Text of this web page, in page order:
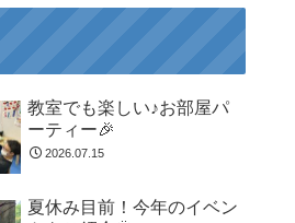
教室でも楽しい♪お部屋パ
ーティー🎉
2026.07.15
夏休み目前！今年のイベン